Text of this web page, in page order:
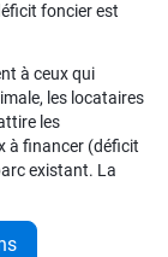
foncier est
à ceux qui
les locataires
les
à financer (déficit
existant. La